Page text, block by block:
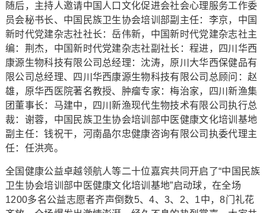
随后，主持人邀请中国人口文化促进会社会心理服务工作委
员会秘书长、中国民族卫生协会培训部副主任：李京，中国
新时代党建杂志社社长：岳伟新，中国新时代党建杂志社主
编：荆杰，中国新时代党建杂志社副社长：程进，四川华西
康源生物科技有限公司总经理：沈涛，原川大华西保健品有
限公司总经理、四川华西康源生物科技有限公司总顾问：赵
雄，原华西医院著名教授、肿瘤专家：梅治家，四川新渔集
团董事长：马建中，四川新渔现代生物技术有限公司执行总
裁：谢蓉，中国民族卫生协会培训部中医健康文化培训基地
副主任：钱祝干，河南晶尔忠健康咨询有限公司执委代理主
任：任洪亮。
全国健康公益卓越领航人等二十位嘉宾共同开启了“中国民族
卫生协会培训部中医健康文化培训基地”启动球，在全场
1200多名公益志愿者齐声倒数5、4、3、2、1中，8门礼花